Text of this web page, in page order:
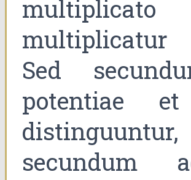
Sed
potentiae
secundum